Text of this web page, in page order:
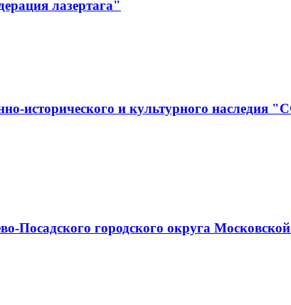
лазертага"
исторического и культурного
Посадского городского округа